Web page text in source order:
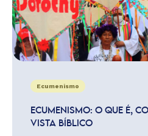
Ecumenismo
ECUMENISMO: O QUE É,
VISTA BÍBLICO